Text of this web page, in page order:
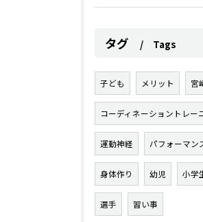
タグ Tags
子ども メリット 宮
コーディネーショントレー
運動神経 パフォーマン
身体作り 幼児 小学
選手 習い事